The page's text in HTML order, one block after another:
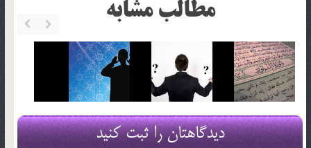
مطالب مشابه
دیدگاهتان را ثبت کنید